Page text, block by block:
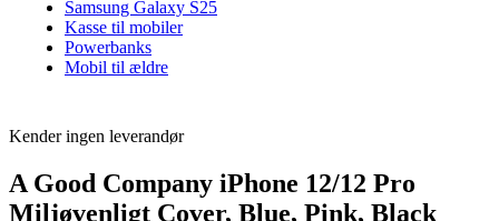
Samsung Galaxy S25
Kasse til mobiler
Powerbanks
Mobil til ældre
Kender ingen leverandør
A Good Company iPhone 12/12 Pro
Miljøvenligt Cover, Blue, Pink, Black